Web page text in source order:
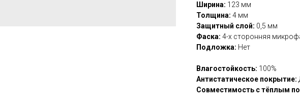
Ширина: 123 мм
Толщина: 4 мм
Защитный слой: 0,5 мм
Фаска: 4-х сторонняя
Подложка: Нет
Влагостойкость: 100%
Антистатическое покрытие:
Совместимость с тёплым